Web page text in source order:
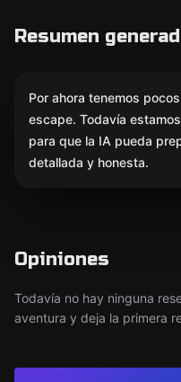
Resumen
Por ahora tenemos
escape. Todavía
para que la IA pueda
detallada y honesta.
Opiniones
Todavía no hay ninguna
aventura y deja la primera